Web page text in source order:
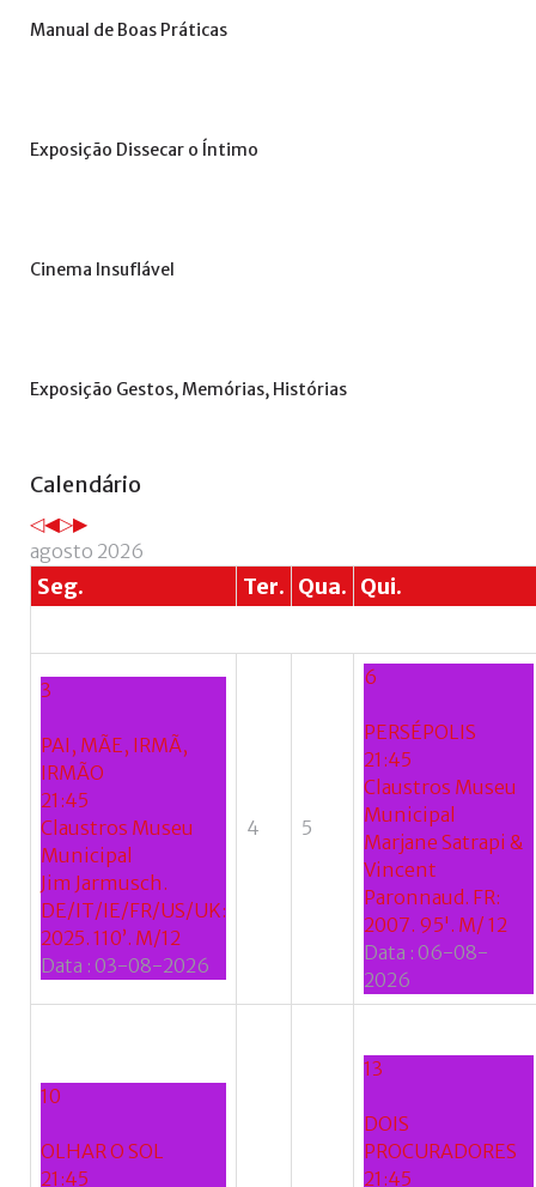
Manual de Boas Práticas
Exposição Dissecar o Íntimo
Cinema Insuflável
Exposição Gestos,Memórias, Histórias
Calendário
AnoMês
Próximo
Próximo
agosto 2026
Seg. Ter. Qua. Qui.
3
PAI, MÃE, IRMÃ,
IRMÃO
21:45
Claustros Museu
Municipal
Jim Jarmusch.
DE/IT/IE/FR/US/UK:
2025. 110’. M/12
Data : 03-08-2026
4 5
6
PERSÉPOLIS
21:45
Claustros Museu
Municipal
Marjane Satrapi &
Vincent
Paronnaud. FR:
2007. 95'. M/ 12
Data : 06-08-
2026
10
OLHAR O SOL
21:45
13
DOIS
PROCURADORES
21:45